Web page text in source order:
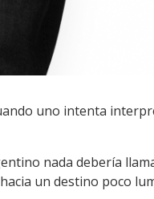
uno intenta
nada debería
un destino poco